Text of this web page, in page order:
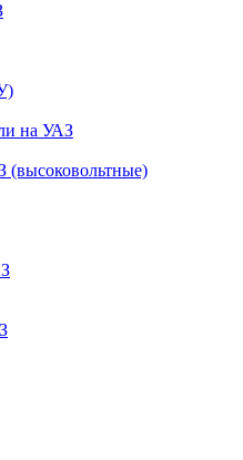
на УАЗ
(высоковольтные)